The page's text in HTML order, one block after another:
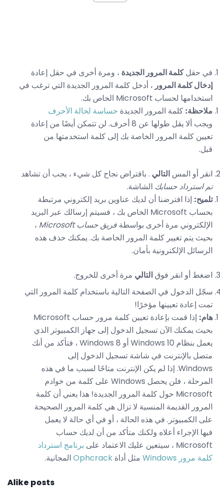
في حقلكلمة المرور الجديدة ، ومرة ​​أخرى في حقل إعادة
إدخال كلمة المرور ، أدخل كلمة المرور الجديدة التي ترغب في
استخدامها لحساب Microsoft الخاص بك.
ملاحظة: كلمة المرور الجديدة حساسة لحالة الأحرف
ويجب ألا يقل طولها عن 8 أحرف. لن تتمكن أيضًا من إعادة
تعيين كلمة المرور الخاصة بك إلى كلمة استخدمتها من
قبل.
انقر أو المس التالي . بافتراض نجاح كل شيء ، يجب أن تشاهد
تم استرداد حسابك الشاشة.
تلميح: إذا افترضنا أن لديك عناوين بريد إلكتروني مرتبطة
بحساب Microsoft الخاص بك ، فسيتم إرسالك عبر البريد
الإلكتروني مرة أخرى بواسطة فريق حساب Microsoft
،
بحيث يتم تغيير كلمة المرور الخاصة بك. يمكنك حذف هذه
الرسائل الإلكترونية بأمان.
اضغط أو انقر فوق التالي مرة أخرى للخروج.
سجّل الدخول في الصفحة التالية باستخدام كلمة المرور التي
تمت إعادة تعيينها مؤخرًا!
هام:
إذا قمت بإعادة تعيين كلمة مرور حساب Microsoft
بحيث يمكنك الآن تسجيل الدخول إلى جهاز الكمبيوتر الذي
يعمل بنظام Windows 10 أو Windows 8 ، فتأكد من أنك
متصل بالإنترنت في شاشة تسجيل الدخول إلى
Windows. إذا لم يكن الإنترنت متاحًا لسبب ما في هذه
المرحلة ، فلن يحصل Windows على كلمة من خوادم
Microsoft حول كلمة المرور الجديدة! هذا يعني أن كلمة
المرور القديمة المنسية لا تزال هي كلمة المرور الصحيحة
على الكمبيوتر. في هذه الحالة ، أو في أي حالة لا يعمل
فيها الإجراء أعلاه ولكنك متأكد من أن لديك حساب
Microsoft ، سيتعين عليك الاعتماد على
برنامج استرداد
كلمة مرور Windows
مثل أداة Ophcrack المجانية.
Alike posts